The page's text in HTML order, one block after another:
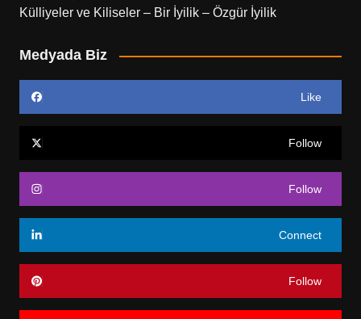
Külliyeler ve Kiliseler – Bir İyilik – Özgür İyilik
Medyada Biz
Like
Follow
Follow
Connect
Follow